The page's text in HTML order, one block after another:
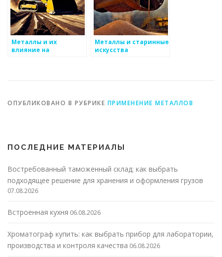
Металлы и их
влияние на
Металлы и старинные
искусства
ОПУБЛИКОВАНО В РУБРИКЕ ПРИМЕНЕНИЕ МЕТАЛЛОВ
ПОСЛЕДНИЕ МАТЕРИАЛЫ
Востребованный таможенный склад: как выбрать
подходящее решение для хранения и оформления грузов
07.08.2026
Встроенная кухня 06.08.2026
Хроматограф купить: как выбрать прибор для лаборатории,
производства и контроля качества 06.08.2026